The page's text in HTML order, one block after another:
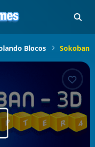
Blocos Sokoban